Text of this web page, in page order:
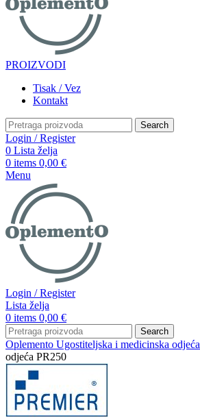
PROIZVODI
Tisak / Vez
Kontakt
Search
Login / Register
0 Lista želja
0 items 0,00 €
Menu
Login / Register
Lista želja
0 items 0,00 €
Search
Oplemento Ugostiteljska i medicinska odjeća
odjeća PR250